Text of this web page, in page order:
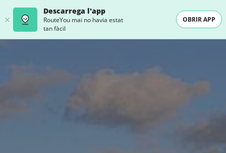
Descarrega l'app
RouteYou mai no havia estat
tan fàcil
OBRIR APP